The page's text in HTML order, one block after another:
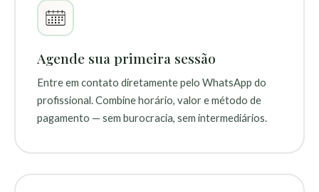
Agende sua primeira sessão
Entre em contato diretamente pelo WhatsApp do
profissional. Combine horário, valor e método de
pagamento — sem burocracia, sem intermediários.